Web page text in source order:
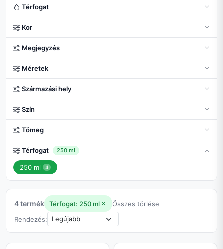
Térfogat
Kor
Megjegyzés
Méretek
Származási hely
Szín
Tömeg
Térfogat 250 ml
250 ml 4
4 termék Térfogat: 250 ml
Összes törlése
Rendezés: